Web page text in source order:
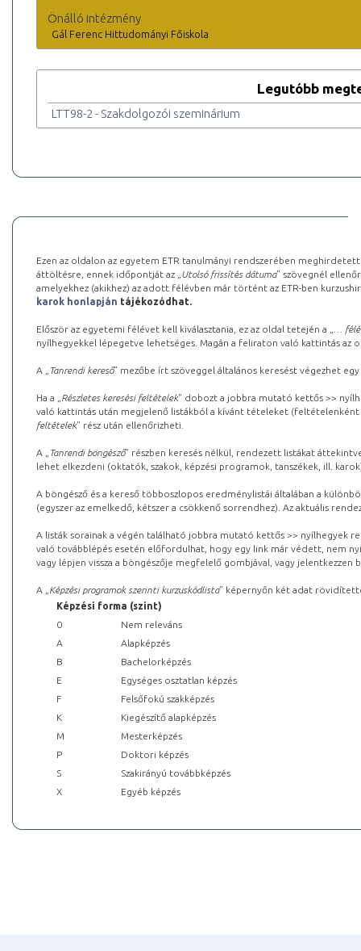
Önálló intézmény
Gál Ferenc Hittudományi Főiskola
Legutóbb
LTT98-2 - Szakdolgozói szeminárium
Ezen az oldalon az egyetem ETR tanulmányi rendszerében
áttöltésre, ennek időpontját az „ Utolsó frissítés dátuma” szövegnél
amelyekhez (akikhez) az adott félévben már történt az ETR-ben
karok honlapján tájékozódhat.
Először az egyetemi félévet kell kiválasztania, ez az oldal tetején a „
…
nyílhegyekkel lépegetve lehetséges. Magán a feliraton való kattintás az
A „ Tanrendi kereső” mezőbe írt szöveggel általános keresést végezhet
Ha a „ Részletes keresési feltételek” dobozt a jobbra mutató kettős >>
való kattintás után megjelenő listákból a kívánt tételeket (feltételenként
feltételek” rész után ellenőrizheti.
A „ Tanrendi böngésző” részben keresés nélkül, rendezett listákat
lehet elkezdeni (oktatók, szakok, képzési programok, tanszékek, ill.
A böngésző és a kereső többoszlopos eredménylistái általában a
(egyszer az emelkedő, kétszer a csökkenő sorrendhez). Az aktuális
A listák sorainak a végén található jobbra mutató kettős >> nyílhegyek
való továbblépés esetén előfordulhat, hogy egy link már védett, nem
vagy lépjen vissza a böngészője megfelelő gombjával, vagy
A „ Képzési programok szerinti kurzuskódlista” képernyőn két adat
Képzési forma (szint)
0
Nem releváns
A
Alapképzés
B
Bachelorképzés
E
Egységes osztatlan képzés
F
Felsőfokú szakképzés
K
Kiegészítő alapképzés
M
Mesterképzés
P
Doktori képzés
S
Szakirányú továbbképzés
X
Egyéb képzés